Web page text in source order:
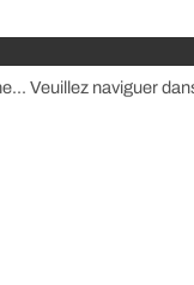
Veuillez naviguer